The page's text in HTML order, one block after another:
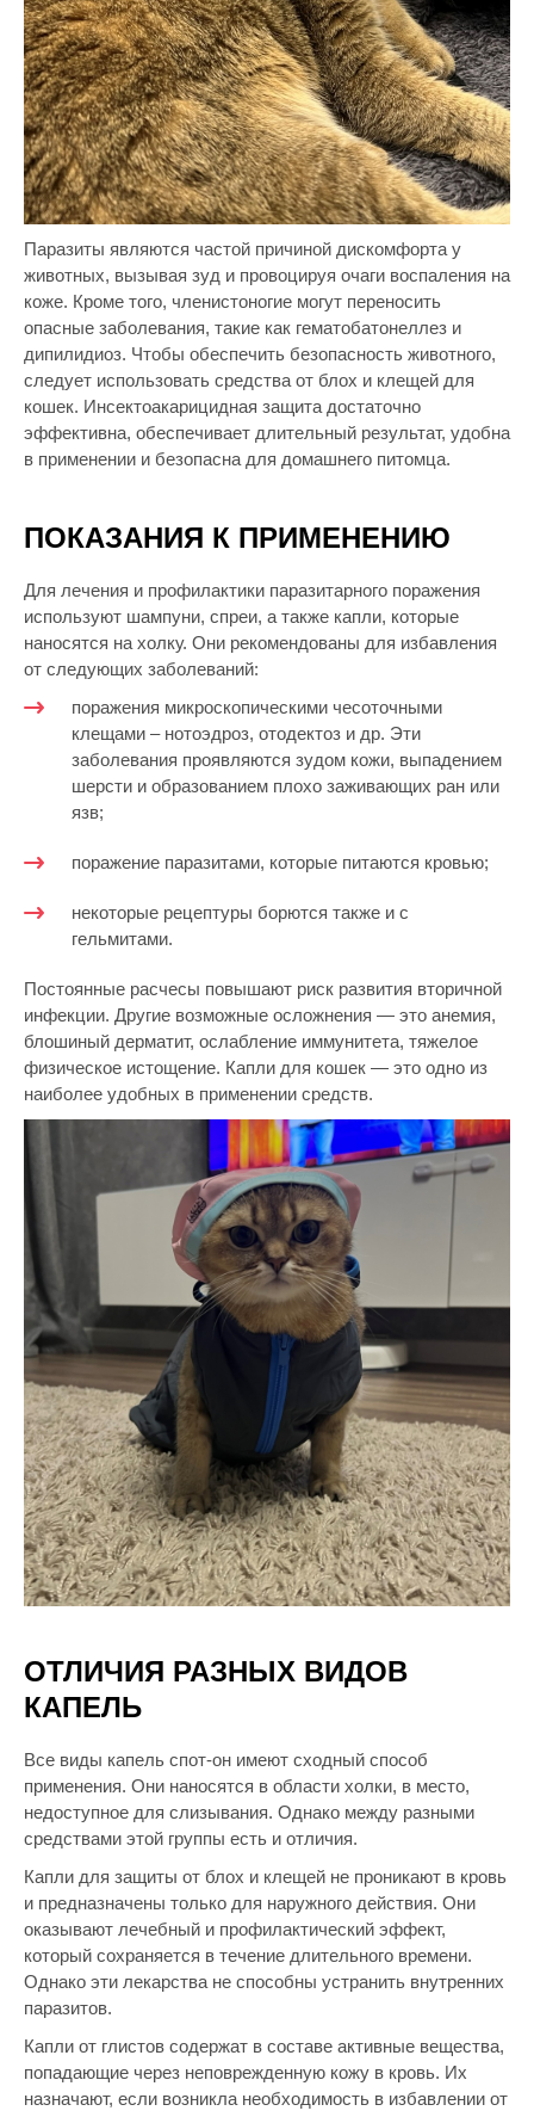
Паразиты являются частой причиной дискомфорта у
животных, вызывая зуд и провоцируя очаги воспаления на
коже. Кроме того, членистоногие могут переносить
опасные заболевания, такие как гематобатонеллез и
дипилидиоз. Чтобы обеспечить безопасность животного,
следует использовать средства от блох и клещей для
кошек. Инсектоакарицидная защита достаточно
эффективна, обеспечивает длительный результат, удобна
в применении и безопасна для домашнего питомца.
ПОКАЗАНИЯ К ПРИМЕНЕНИЮ
Для лечения и профилактики паразитарного поражения
используют шампуни, спреи, а также капли, которые
наносятся на холку. Они рекомендованы для избавления
от следующих заболеваний:
поражения микроскопическими чесоточными
клещами – нотоэдроз, отодектоз и др. Эти
заболевания проявляются зудом кожи, выпадением
шерсти и образованием плохо заживающих ран или
язв;
поражение паразитами, которые питаются кровью;
некоторые рецептуры борются также и с
гельмитами.
Постоянные расчесы повышают риск развития вторичной
инфекции. Другие возможные осложнения — это анемия,
блошиный дерматит, ослабление иммунитета, тяжелое
физическое истощение. Капли для кошек — это одно из
наиболее удобных в применении средств.
ОТЛИЧИЯ РАЗНЫХ ВИДОВ
КАПЕЛЬ
Все виды капель спот-он имеют сходный способ
применения. Они наносятся в области холки, в место,
недоступное для слизывания. Однако между разными
средствами этой группы есть и отличия.
Капли для защиты от блох и клещей не проникают в кровь
и предназначены только для наружного действия. Они
оказывают лечебный и профилактический эффект,
который сохраняется в течение длительного времени.
Однако эти лекарства не способны устранить внутренних
паразитов.
Капли от глистов содержат в составе активные вещества,
попадающие через неповрежденную кожу в кровь. Их
назначают, если возникла необходимость в избавлении от